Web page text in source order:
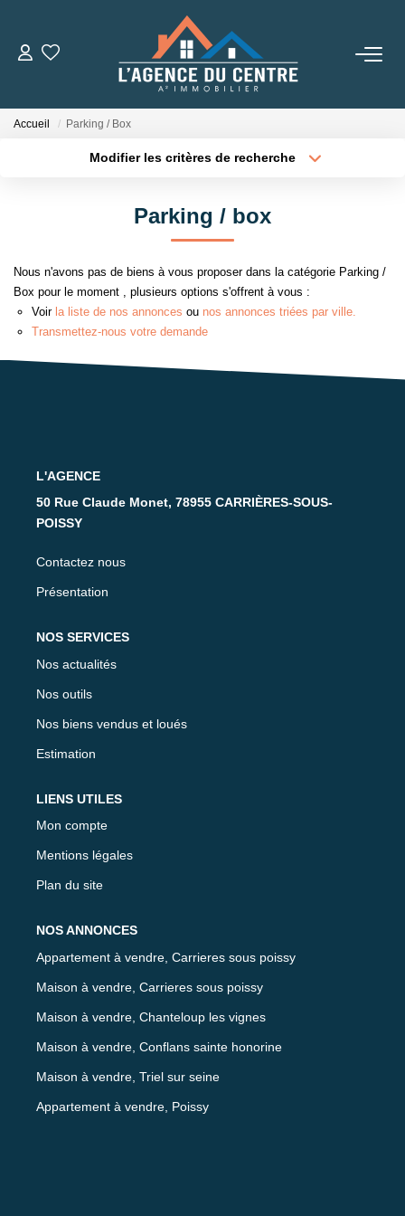
VENTES
Nos Conseils
Estimation
L' AGENCE
Accueil Parking / Box
Modifier les critères de recherche
Budget max Plus de critères
Parking / box
Nous n'avons pas de biens à vous proposer dans la catégorie Parking /
Box pour le moment , plusieurs options s'offrent à vous :
Voir la liste de nos annonces ou nos annonces triées par ville.
Transmettez-nous votre demande
L'AGENCE
50 Rue Claude Monet, 78955 CARRIÈRES-SOUS-
POISSY
Contactez nous
Présentation
NOS SERVICES
Nos actualités
Nos outils
Nos biens vendus et loués
Estimation
LIENS UTILES
Mon compte
Mentions légales
Plan du site
NOS ANNONCES
Appartement à vendre, Carrieres sous poissy
Maison à vendre, Carrieres sous poissy
Maison à vendre, Chanteloup les vignes
Maison à vendre, Conflans sainte honorine
Maison à vendre, Triel sur seine
Appartement à vendre, Poissy